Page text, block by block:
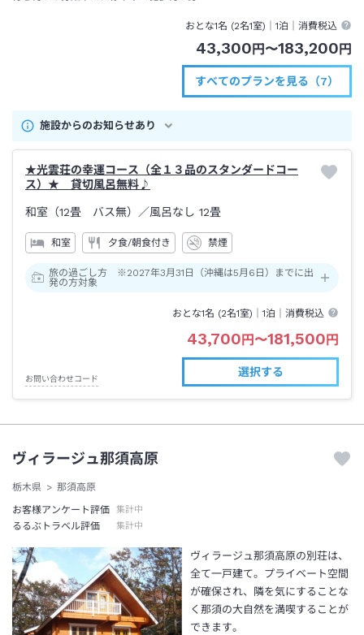
おとな1名 (2名1室)｜1泊 ｜消費税込
43,300円〜183,200円
すべてのプランを見る（7）
施設からのお知らせあり
★光雲荘の幸運コース（全１３品のスタンダードコー
ス）★ 貸切風呂無料♪
和室（12畳 バス無） ／風呂なし 12畳
和室 夕食/朝食付き 禁煙
旅の過ごし方 ※2027年3月31日（沖縄は5月6日）までに出
発の方対象
おとな1名 (2名1室)｜1泊 ｜消費税込
43,700円〜181,500円
お問い合わせコード
選択する
ヴィラージュ那須高原
栃木県
那須高原
お客様アンケート評価
集計中
るるぶトラベル評価 集計中
ヴィラージュ那須高原の別荘は、
全て一戸建て。プライベート空間
が確保され、隣を気にすることな
く那須の大自然を満喫することが
できます。